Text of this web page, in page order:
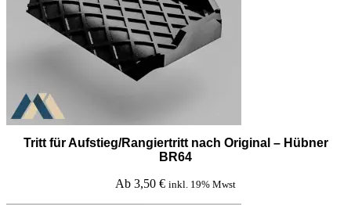
Tritt für Aufstieg/Rangiertritt nach Original – Hübner
BR64
Ab 3,50 € inkl. 19% Mwst